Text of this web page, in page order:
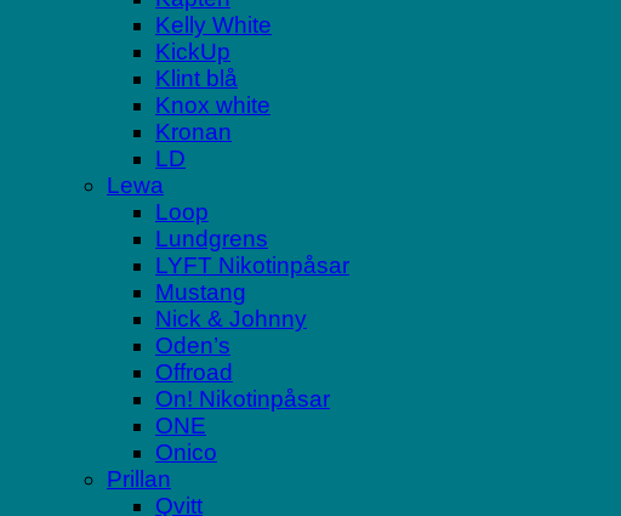
Kelly White
KickUp
Klint blå
Knox white
Kronan
LD
Lewa
Loop
Lundgrens
LYFT Nikotinpåsar
Mustang
Nick & Johnny
Oden’s
Offroad
On! Nikotinpåsar
ONE
Onico
Prillan
Qvitt